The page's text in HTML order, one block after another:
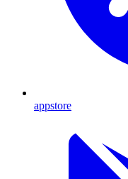
appstore